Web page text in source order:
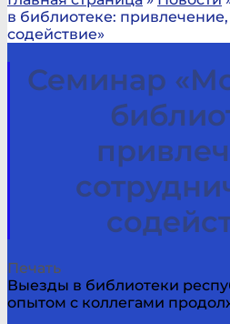
в библиотеке:
содействие»
Семинар
Печать
Выезды в библиотеки
опытом с коллегами